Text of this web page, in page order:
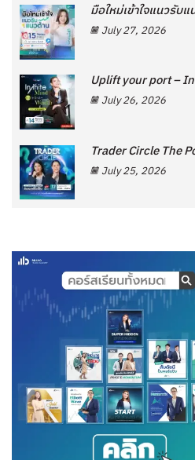
มือใหม่เข้าใจแนวรับ
July 27, 2026
Uplift your port –
July 26, 2026
Trader Circle The
July 25, 2026